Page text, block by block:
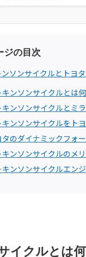
ジの目次
ンソンサイクルとトヨ
キンソンサイクルとは
キンソンサイクルとミ
キンソンサイクルをト
タのダイナミックフォ
キンソンサイクルのメ
キンソンサイクルエン
イクルとは